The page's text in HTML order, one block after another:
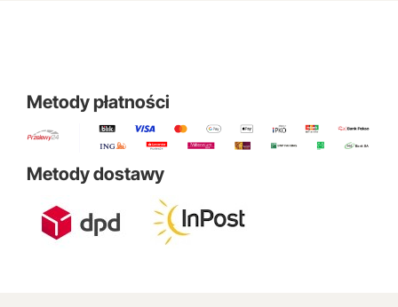
Metody płatności
Metody dostawy